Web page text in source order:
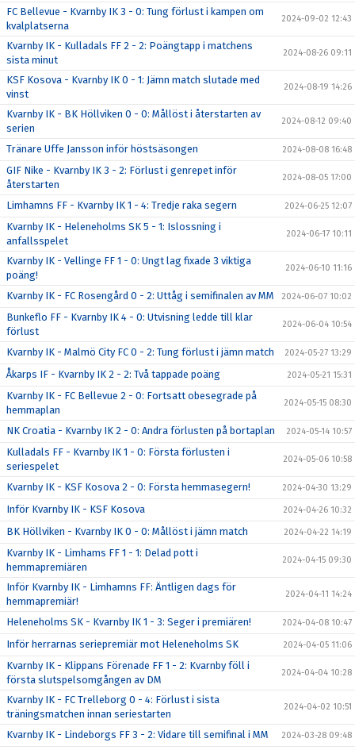
FC Bellevue - Kvarnby IK 3 - 0: Tung förlust i kampen om
kvalplatserna
2024-09-02 12:43
Kvarnby IK - Kulladals FF 2 - 2: Poängtapp i matchens
sista minut
2024-08-26 09:11
KSF Kosova - Kvarnby IK 0 - 1: Jämn match slutade med
vinst
2024-08-19 14:26
Kvarnby IK - BK Höllviken 0 - 0: Mållöst i återstarten av
serien
2024-08-12 09:40
Tränare Uffe Jansson inför höstsäsongen 2024-08-08 16:48
GIF Nike - Kvarnby IK 3 - 2: Förlust i genrepet inför
återstarten
2024-08-05 17:00
Limhamns FF - Kvarnby IK 1 - 4: Tredje raka segern 2024-06-25 12:07
Kvarnby IK - Heleneholms SK 5 - 1: Islossning i
anfallsspelet
2024-06-17 10:11
Kvarnby IK - Vellinge FF 1 - 0: Ungt lag fixade 3 viktiga
poäng!
2024-06-10 11:16
Kvarnby IK - FC Rosengård 0 - 2: Uttåg i semifinalen av MM 2024-06-07 10:02
Bunkeflo FF - Kvarnby IK 4 - 0: Utvisning ledde till klar
förlust
2024-06-04 10:54
Kvarnby IK - Malmö City FC 0 - 2: Tung förlust i jämn match 2024-05-27 13:29
Åkarps IF - Kvarnby IK 2 - 2: Två tappade poäng 2024-05-21 15:31
Kvarnby IK - FC Bellevue 2 - 0: Fortsatt obesegrade på
hemmaplan
2024-05-15 08:30
NK Croatia - Kvarnby IK 2 - 0: Andra förlusten på bortaplan 2024-05-14 10:57
Kulladals FF - Kvarnby IK 1 - 0: Första förlusten i
seriespelet
2024-05-06 10:58
Kvarnby IK - KSF Kosova 2 - 0: Första hemmasegern! 2024-04-30 13:29
Inför Kvarnby IK - KSF Kosova 2024-04-26 10:32
BK Höllviken - Kvarnby IK 0 - 0: Mållöst i jämn match 2024-04-22 14:19
Kvarnby IK - Limhams FF 1 - 1: Delad pott i
hemmapremiären
2024-04-15 09:30
Inför Kvarnby IK - Limhamns FF: Äntligen dags för
hemmapremiär!
2024-04-11 14:24
Heleneholms SK - Kvarnby IK 1 - 3: Seger i premiären! 2024-04-08 10:47
Inför herrarnas seriepremiär mot Heleneholms SK 2024-04-05 11:06
Kvarnby IK - Klippans Förenade FF 1 - 2: Kvarnby föll i
första slutspelsomgången av DM
2024-04-04 10:28
Kvarnby IK - FC Trelleborg 0 - 4: Förlust i sista
träningsmatchen innan seriestarten
2024-04-02 10:51
Kvarnby IK - Lindeborgs FF 3 - 2: Vidare till semifinal i MM 2024-03-28 09:48